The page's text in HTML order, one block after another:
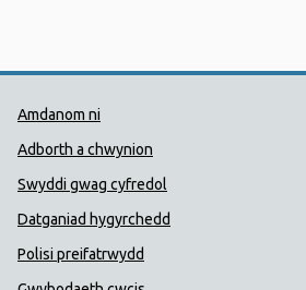
Dolenni Cymorth
Amdanom ni
Adborth a chwynion
Swyddi gwag cyfredol
Datganiad hygyrchedd
Polisi preifatrwydd